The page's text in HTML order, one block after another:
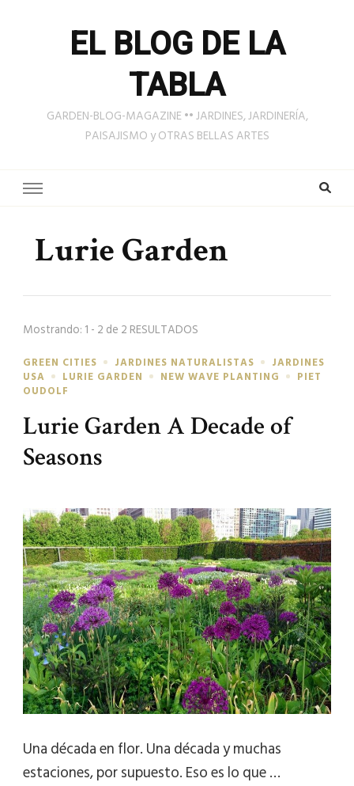
EL BLOG DE LA
TABLA
GARDEN-BLOG-MAGAZINE •• JARDINES, JARDINERÍA,
PAISAJISMO y OTRAS BELLAS ARTES
Lurie Garden
Mostrando: 1 - 2 de 2 RESULTADOS
GREEN CITIES JARDINES NATURALISTAS
JARDINES
USA
LURIE GARDEN NEW WAVE PLANTING
PIET
OUDOLF
Lurie Garden A Decade of
Seasons
Una década en flor. Una década y muchas
estaciones, por supuesto. Eso es lo que …